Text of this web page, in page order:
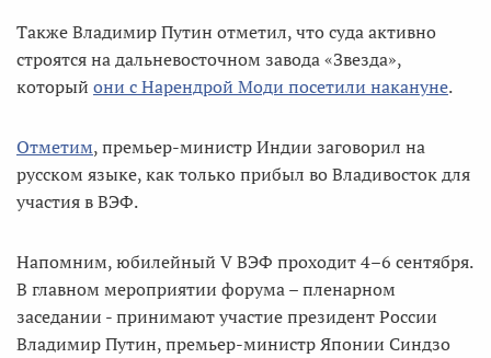
Также Владимир Путин отметил, что суда активно
строятся на дальневосточном завода «Звезда»,
который они с Нарендрой Моди посетили накануне.
Отметим, премьер-министр Индии заговорил на
русском языке, как только прибыл во Владивосток для
участия в ВЭФ.
Напомним, юбилейный V ВЭФ проходит 4–6 сентября.
В главном мероприятии форума – пленарном
заседании - принимают участие президент России
Владимир Путин, премьер-министр Японии Синдзо